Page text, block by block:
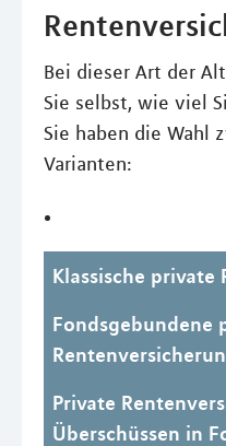
Bei dieser Art der
Sie selbst, wie viel
Sie haben die Wahl
Varianten:
Klassische private
Fondsgebundene
Private
Überschüssen in